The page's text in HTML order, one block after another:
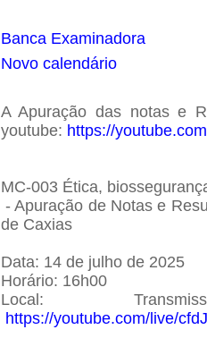
Banca Examinadora
Novo calendário
A Apuração das notas e
youtube: https://
MC-003 Ética,
- Apuração de Notas e
de Caxias
Data: 14 de julho de 2025
Horário: 16h00
Local:
https://youtube.com/live/